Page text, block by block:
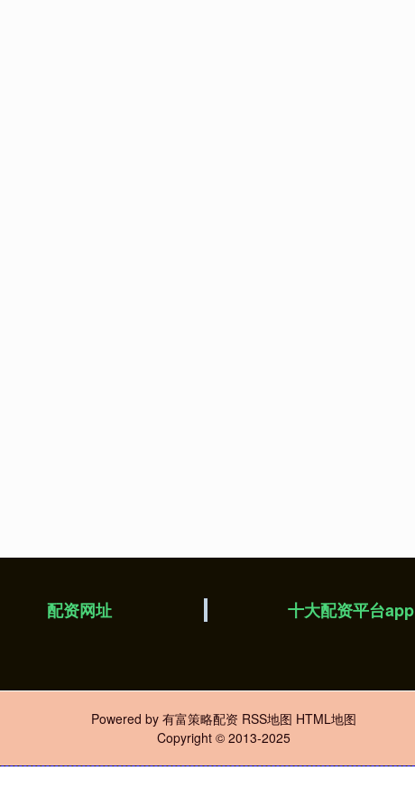
配资网址 十大配资平台app
Powered by 有富策略配资 RSS地图 HTML地图
Copyright © 2013-2025